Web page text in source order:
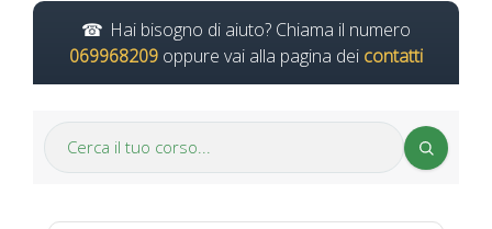
Hai bisogno di aiuto? Chiama il numero
069968209 oppure vai alla pagina dei contatti